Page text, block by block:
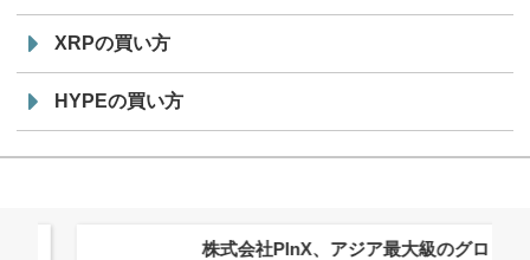
XRPの買い方
HYPEの買い方
株式会社PlnX、アジア最大級のグロ